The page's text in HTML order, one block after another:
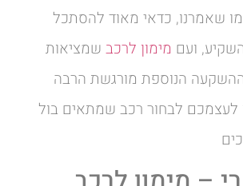
שאמרנו, כדאי מאוד להסתכל
ועם מימון לרכב שמציאות
ההשקעה הנוספת מורגשת הרבה
לעצמכם לבחור רכב שמתאים בול